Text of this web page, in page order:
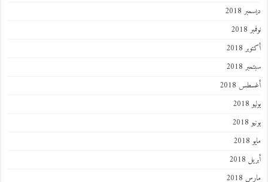
ديسمبر 2018
نوفمبر 2018
أكتوبر 2018
سبتمبر 2018
أغسطس 2018
يوليو 2018
يونيو 2018
مايو 2018
أبريل 2018
مارس 2018